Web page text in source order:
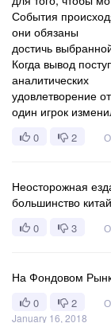
События
они обязаны
достичь
Когда вывод
аналитических
удовлетворение
один игрок
0 2
Неосторожная
большинство
0 3
На Фондовом
0 2
January 16, 2018